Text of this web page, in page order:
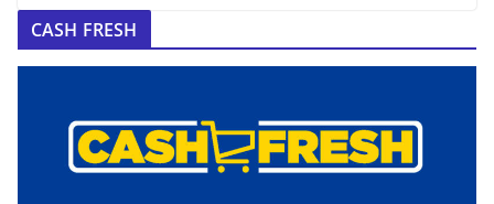
CASH FRESH